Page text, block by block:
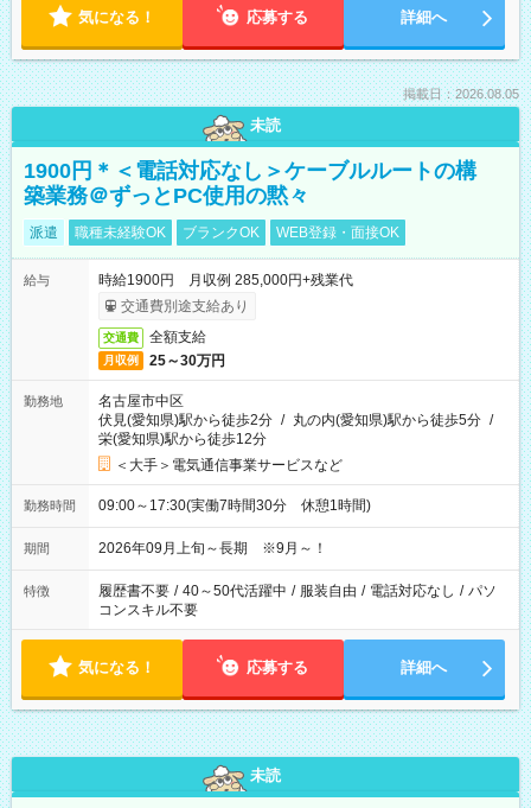
気になる！ 応募する 詳細へ
掲載日：2026.08.05
未読
1900円＊＜電話対応なし＞ケーブルルートの構
築業務＠ずっとPC使用の黙々
派遣 職種未経験OK ブランクOK WEB登録・面接OK
給与
時給1900円 月収例 285,000円+残業代
交通費別途支給あり
交通費 全額支給
月収例 25～30万円
勤務地
名古屋市中区
伏見(愛知県)駅から徒歩2分 / 丸の内(愛知県)駅から徒歩5分 /
栄(愛知県)駅から徒歩12分
＜大手＞電気通信事業サービスなど
勤務時間 09:00～17:30(実働7時間30分 休憩1時間)
期間 2026年09月上旬～長期 ※9月～！
特徴 履歴書不要 / 40～50代活躍中 / 服装自由 / 電話対応なし / パソ
コンスキル不要
気になる！ 応募する 詳細へ
未読